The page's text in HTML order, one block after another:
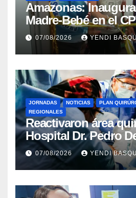
​Amazonas:
Madre-Bebé en el
del Aeropuerto
Rincón
07/08/2026 YENDI
JORNADAS NOTICIAS
PLAN
REGIONALES
Reactivaron área
Hospital Dr. Pedro
Guárico
07/08/2026 YENDI